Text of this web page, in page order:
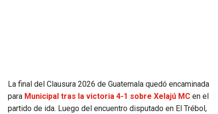
BEARS
SPURS
La final del Clausura 2026 de Guatemala quedó encaminada
para Municipal tras la victoria 4-1 sobre Xelajú MC en el
partido de ida. Luego del encuentro disputado en El Trébol,